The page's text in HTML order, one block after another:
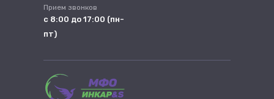
Прием звонков
с 8:00 до 17:00 (пн-
пт)